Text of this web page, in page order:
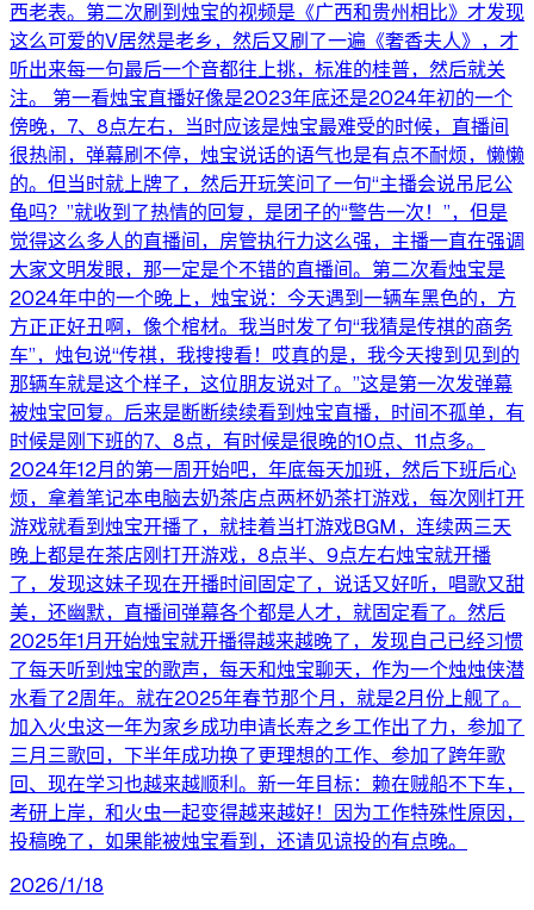
西老表。第二次刷到烛宝的视频是《广西和贵州相比》才发现
这么可爱的V居然是老乡，然后又刷了一遍《奢香夫人》，才
听出来每一句最后一个音都往上挑，标准的桂普，然后就关
注。 第一看烛宝直播好像是2023年底还是2024年初的一个
傍晚，7、8点左右，当时应该是烛宝最难受的时候，直播间
很热闹，弹幕刷不停，烛宝说话的语气也是有点不耐烦，懒懒
的。但当时就上牌了，然后开玩笑问了一句“主播会说吊尼公
龟吗？”就收到了热情的回复，是团子的“警告一次！”，但是
觉得这么多人的直播间，房管执行力这么强，主播一直在强调
大家文明发眼，那一定是个不错的直播间。第二次看烛宝是
2024年中的一个晚上，烛宝说：今天遇到一辆车黑色的，方
方正正好丑啊，像个棺材。我当时发了句“我猜是传祺的商务
车”，烛包说“传祺，我搜搜看！哎真的是，我今天搜到见到的
那辆车就是这个样子，这位朋友说对了。”这是第一次发弹幕
被烛宝回复。后来是断断续续看到烛宝直播，时间不孤单，有
时候是刚下班的7、8点，有时候是很晚的10点、11点多。
2024年12月的第一周开始吧，年底每天加班，然后下班后心
烦，拿着笔记本电脑去奶茶店点两杯奶茶打游戏，每次刚打开
游戏就看到烛宝开播了，就挂着当打游戏BGM，连续两三天
晚上都是在茶店刚打开游戏，8点半、9点左右烛宝就开播
了，发现这妹子现在开播时间固定了，说话又好听，唱歌又甜
美，还幽默，直播间弹幕各个都是人才，就固定看了。然后
2025年1月开始烛宝就开播得越来越晚了，发现自己已经习惯
了每天听到烛宝的歌声，每天和烛宝聊天，作为一个烛烛侠潜
水看了2周年。就在2025年春节那个月，就是2月份上舰了。
加入火虫这一年为家乡成功申请长寿之乡工作出了力，参加了
三月三歌回，下半年成功换了更理想的工作、参加了跨年歌
回、现在学习也越来越顺利。新一年目标：赖在贼船不下车，
考研上岸，和火虫一起变得越来越好！因为工作特殊性原因，
投稿晚了，如果能被烛宝看到，还请见谅投的有点晚。
2026/1/18